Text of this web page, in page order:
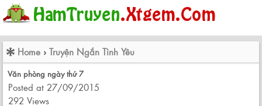
Home › Truyện Ngắn Tình Yêu
Văn phòng ngày thứ 7
Posted at 27/09/2015
292 Views